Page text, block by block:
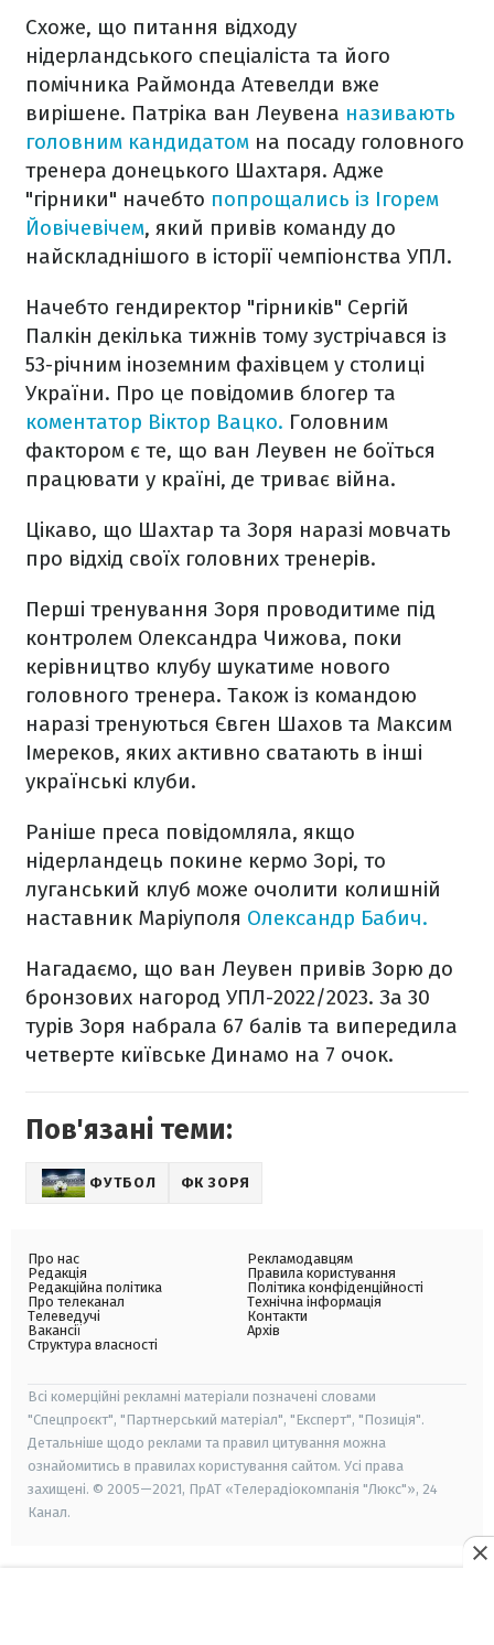
Схоже, що питання відходу
нідерландського спеціаліста та його
помічника Раймонда Атевелди вже
вирішене. Патріка ван Леувена називають
головним кандидатом на посаду головного
тренера донецького Шахтаря. Адже
"гірники" начебто попрощались із Ігорем
Йовічевічем, який привів команду до
найскладнішого в історії чемпіонства УПЛ.
Начебто гендиректор "гірників" Сергій
Палкін декілька тижнів тому зустрічався із
53-річним іноземним фахівцем у столиці
України. Про це повідомив блогер та
коментатор Віктор Вацко. Головним
фактором є те, що ван Леувен не боїться
працювати у країні, де триває війна.
Цікаво, що Шахтар та Зоря наразі мовчать
про відхід своїх головних тренерів.
Перші тренування Зоря проводитиме під
контролем Олександра Чижова, поки
керівництво клубу шукатиме нового
головного тренера. Також із командою
наразі тренуються Євген Шахов та Максим
Імереков, яких активно сватають в інші
українські клуби.
Раніше преса повідомляла, якщо
нідерландець покине кермо Зорі, то
луганський клуб може очолити колишній
наставник Маріуполя Олександр Бабич.
Нагадаємо, що ван Леувен привів Зорю до
бронзових нагород УПЛ-2022/2023. За 30
турів Зоря набрала 67 балів та випередила
четверте київське Динамо на 7 очок.
Пов'язані теми:
ФУТБОЛ ФК ЗОРЯ
Про нас
Редакція
Редакційна політика
Про телеканал
Телеведучі
Вакансії
Структура власності
Рекламодавцям
Правила користування
Політика конфіденційності
Технічна інформація
Контакти
Архів
Всі комерційні рекламні матеріали позначені словами
"Спецпроєкт", "Партнерський матеріал", "Експерт", "Позиція".
Детальніше щодо реклами та правил цитування можна
ознайомитись в правилах користування сайтом. Усі права
захищені. © 2005—2021, ПрАТ «Телерадіокомпанія "Люкс"», 24
Канал.